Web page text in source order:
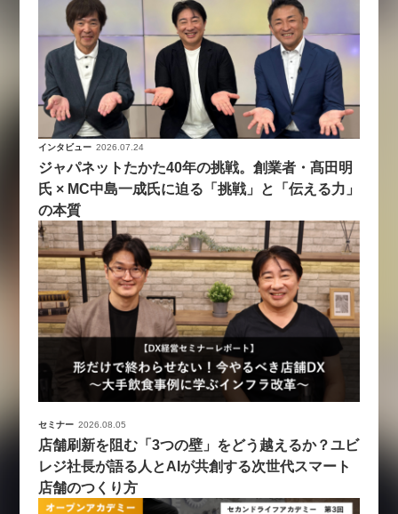
インタビュー 2026.07.24
ジャパネットたかた40年の挑戦。創業者・髙田明
氏 × MC中島一成氏に迫る「挑戦」と「伝える力」
の本質
セミナー 2026.08.05
店舗刷新を阻む「3つの壁」をどう越えるか？ユビ
レジ社長が語る人とAIが共創する次世代スマート
店舗のつくり方